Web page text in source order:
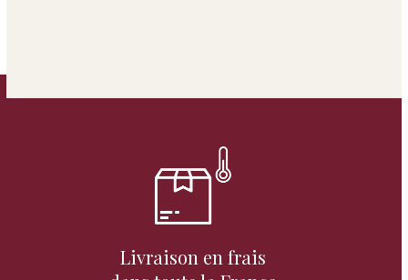
Livraison en frais